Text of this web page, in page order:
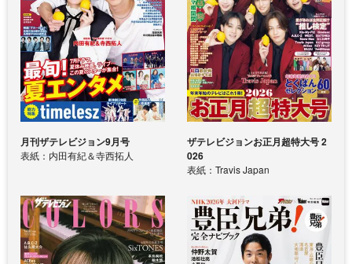
月刊ザテレビジョン9月号
表紙：内田有紀＆寺西拓人
ザテレビジョンお正月超特大号 2
026
表紙：Travis Japan